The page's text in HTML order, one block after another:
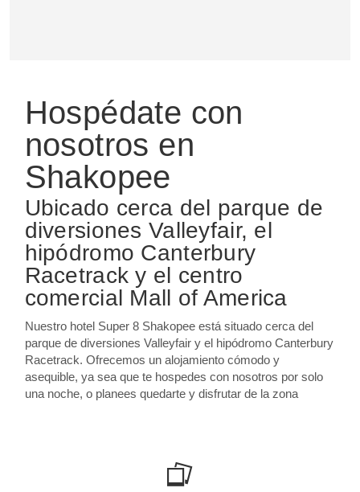
Hospédate con
nosotros en
Shakopee
Ubicado cerca del parque de
diversiones Valleyfair, el
hipódromo Canterbury
Racetrack y el centro
comercial Mall of America
Nuestro hotel Super 8 Shakopee está situado cerca del
parque de diversiones Valleyfair y el hipódromo Canterbury
Racetrack. Ofrecemos un alojamiento cómodo y
asequible, ya sea que te hospedes con nosotros por solo
una noche, o planees quedarte y disfrutar de la zona